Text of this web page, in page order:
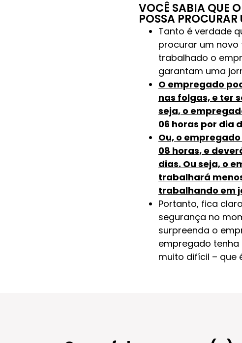
VOCÊ SABIA QUE
POSSA
Tanto é verdade
procurar um novo
trabalhado o
garantam uma
O empregado
nas folgas, e ter
seja, o
06 horas por dia
Ou, o
08 horas, e
dias. Ou seja, o
trabalhará
trabalhando em
Portanto, fica
segurança no
surpreenda o
empregado tenha
muito difícil – que